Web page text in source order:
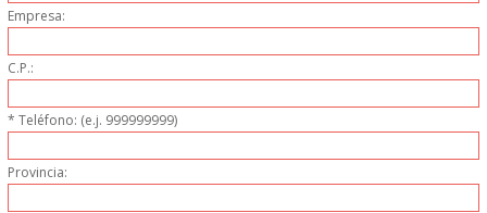
MAQUINARIA FRIA
MAQUINARIA DE LIMPIEZA
Empresa:
C.P.:
* Teléfono: (e.j. 999999999)
Provincia: